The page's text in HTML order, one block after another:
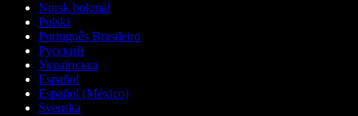
Norsk bokmål
Polski
Português Brasileiro
Русский
Українська
Español
Español (México)
Svenska